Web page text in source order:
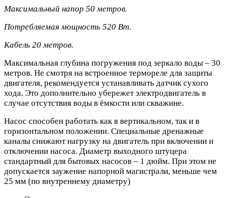
Максимальный напор 50 метров.
Потребляемая мощность 520 Вт.
Кабель 20 метров.
Максимальная глубина погружения под зеркало воды – 30
метров. Не смотря на встроенное термореле для защиты
двигателя, рекомендуется устанавливать датчик сухого
хода. Это дополнительно убережет электродвигатель в
случае отсутствия воды в ёмкости или скважине.
Насос способен работать как в вертикальном, так и в
горизонтальном положении. Специальные дренажные
каналы снижают нагрузку на двигатель при включении и
отключении насоса. Диаметр выходного штуцера
стандартный для бытовых насосов – 1 дюйм. При этом не
допускается заужение напорной магистрали, меньше чем
25 мм (по внутреннему диаметру)